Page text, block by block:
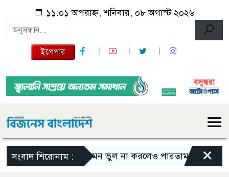
১১:০১ অপরাহ্ন, শনিবার, ০৮ অগাস্ট ২০২৬
ইপেপার
সংবাদ শিরোনাম :এমন ভুল না করলেও পারতাম : শাকিব খান
×